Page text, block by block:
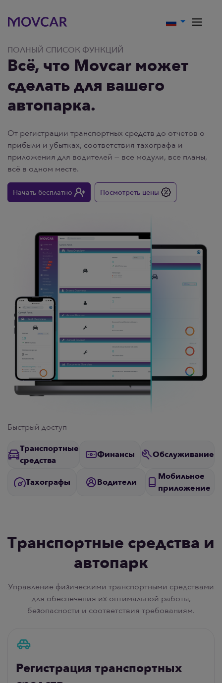
ПОЛНЫЙ СПИСОК ФУНКЦИЙ
Всё, что Movcar может
сделать для вашего
автопарка.
От регистрации транспортных средств до отчетов о
прибыли и убытках, соответствия тахографа и
приложения для водителей — все модули, все планы,
всё в одном месте.
Начать бесплатно Посмотреть цены
Быстрый доступ
Транспортные
средства
Финансы Обслуживание
Тахографы Водители
Мобильное
приложение
Транспортные средства и
автопарк
Управление физическими транспортными средствами
для обеспечения их оптимальной работы,
безопасности и соответствия требованиям.
Регистрация транспортных